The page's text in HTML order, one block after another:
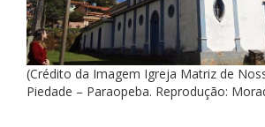
(Crédito da Imagem Igreja Matriz de
Piedade – Paraopeba. Reprodução: